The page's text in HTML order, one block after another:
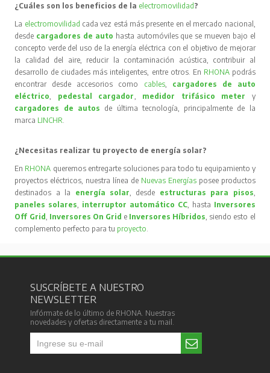
¿Cuáles son los beneficios de la electromovilidad?
La electromovilidad cada vez está más presente en el mercado nacional,
desde cargadores de auto hasta automóviles que se mueven bajo el
concepto verde del uso de la energía eléctrica con el objetivo de mejorar
la calidad del aire, reducir la contaminación acústica, contribuir al
desarrollo de ciudades más inteligentes, entre otros. En RHONA podrás
encontrar desde accesorios como cables, cargadores de auto
eléctrico
pedestal cargador medidor trifásico meter
y
cargadores de autos de última tecnología, principalmente de la
marca LINCHR
¿Necesitas realizar tu proyecto de energía solar?
En RHONA queremos entregarte soluciones para todo tu equipamiento y
proyectos eléctricos, nuestra línea de Nuevas Energíasposee productos
destinados a la energía solar , desde estructuras para pisos
paneles solares
interruptor automático CC, hasta Inversores
Off Grid Inversores On Grid e Inversores Híbridos , siendo esto el
complemento perfecto para tu proyecto
SUSCRÍBETE A NUESTRO
NEWSLETTER
Infórmate de lo último de RHONA. Nuestras
novedades y ofertas directamente a tu mail.